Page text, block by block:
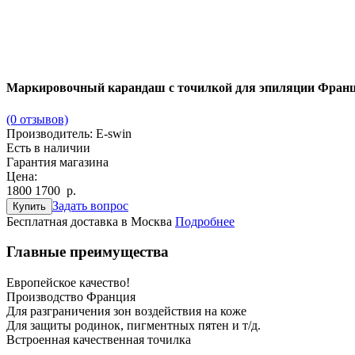
Маркировочный карандаш с точилкой для эпиляции
(0 отзывов)
Производитель: E-swin
Есть в наличии
Гарантия магазина
Цена:
1800 1700 р.
Купить Задать вопрос
Бесплатная доставка в Москва Подробнее
Главные преимущества
Европейское качество!
Производство Франция
Для разграничения зон воздействия на коже
Для защиты родинок, пигментных пятен и т/д.
Встроенная качественная точилка